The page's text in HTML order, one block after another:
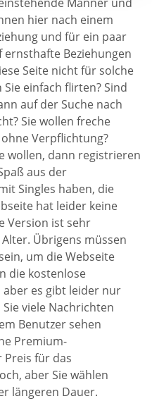
hier nach einem
und für ein paar
ernsthafte Beziehungen
Seite nicht für solche
einfach flirten? Sind
auf der Suche nach
Sie wollen freche
Verpflichtung?
wollen, dann registrieren
aus der
Singles haben, die
hat leider keine
Version ist sehr
Übrigens müssen
um die Webseite
die kostenlose
es gibt leider nur
viele Nachrichten
Benutzer sehen
Premium-
für das
aber Sie wählen
längeren Dauer.